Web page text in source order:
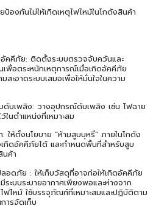
องกันไม่ให้เกิดเหตุไฟไหม้ในโกดังสินค้า
คคีภัย: ติดตั้งระบบตรวจจับควันและ
พื่อตระหนักเหตุการณ์เมื่อเกิดอัคคีภัย
สะอาดระบบเสมอเพื่อให้มั่นใจในความ
บเพลิง: วางอุปกรณ์ดับเพลิง เช่น ไฟฉาย
นตำแหน่งที่เหมาะสม
ให้ตั้งนโยบาย “ห้ามสูบบุหรี่” ภายในโกดัง
กิดอัคคีภัยได้ และกำหนดพื้นที่สำหรับสูบ
ค้า
ลอดภัย : ให้เก็บวัสดุที่อาจก่อให้เกิดอัคคีภัย
ะบบระบายอากาศเพียงพอและห่างจาก
ฟไหม้ ใช้บรรจุภัณฑ์ที่เหมาะสมและปฏิบัติตาม
ารจัดเก็บ